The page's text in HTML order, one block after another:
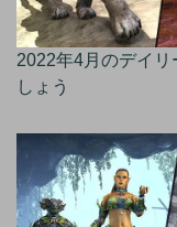
2022年4月のデイリ
しょう